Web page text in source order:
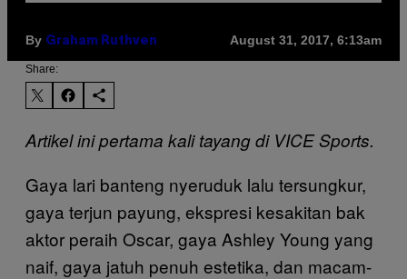
By Graham Ruthven August 31, 2017, 6:13am
Share:
Artikel ini pertama kali tayang di VICE Sports.
Gaya lari banteng nyeruduk lalu tersungkur,
gaya terjun payung, ekspresi kesakitan bak
aktor peraih Oscar, gaya Ashley Young yang
naif, gaya jatuh penuh estetika, dan macam-